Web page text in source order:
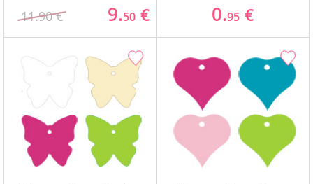
11.90 € 9.50 € 0.95 €